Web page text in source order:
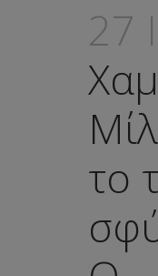
27
το